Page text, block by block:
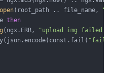
open(root_path .. file_name,
then
(ngx.ERR,
"upload img failed
"failed